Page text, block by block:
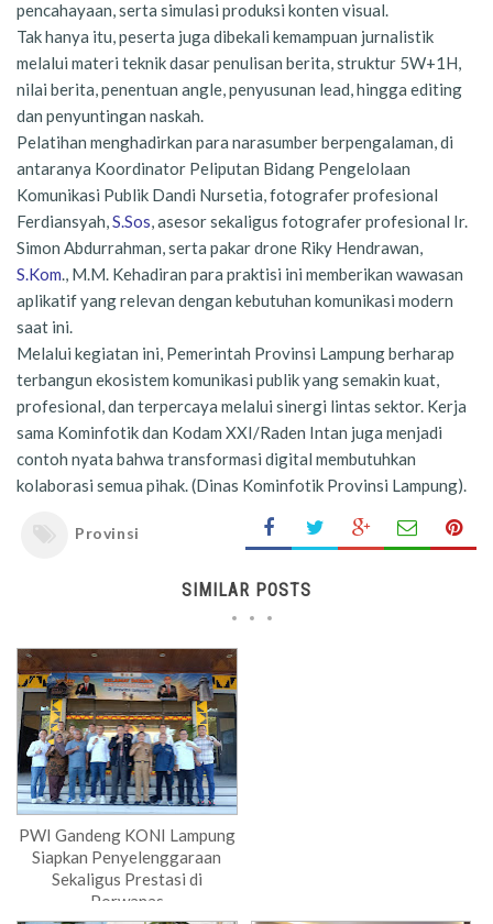
pencahayaan, serta simulasi produksi konten visual.
Tak hanya itu, peserta juga dibekali kemampuan jurnalistik
melalui materi teknik dasar penulisan berita, struktur 5W+1H,
nilai berita, penentuan angle, penyusunan lead, hingga editing
dan penyuntingan naskah.
Pelatihan menghadirkan para narasumber berpengalaman, di
antaranya Koordinator Peliputan Bidang Pengelolaan
Komunikasi Publik Dandi Nursetia, fotografer profesional
Ferdiansyah,S.Sos, asesor sekaligus fotografer profesional Ir.
Simon Abdurrahman, serta pakar drone Riky Hendrawan,
S.Kom., M.M. Kehadiran para praktisi ini memberikan wawasan
aplikatif yang relevan dengan kebutuhan komunikasi modern
saat ini.
Melalui kegiatan ini, Pemerintah Provinsi Lampung berharap
terbangun ekosistem komunikasi publik yang semakin kuat,
profesional, dan terpercaya melalui sinergi lintas sektor. Kerja
sama Kominfotik dan Kodam XXI/Raden Intan juga menjadi
contoh nyata bahwa transformasi digital membutuhkan
kolaborasi semua pihak. (Dinas Kominfotik Provinsi Lampung).
Provinsi
SIMILAR POSTS
PWI Gandeng KONI Lampung
Siapkan Penyelenggaraan
Sekaligus Prestasi di
Porwanas